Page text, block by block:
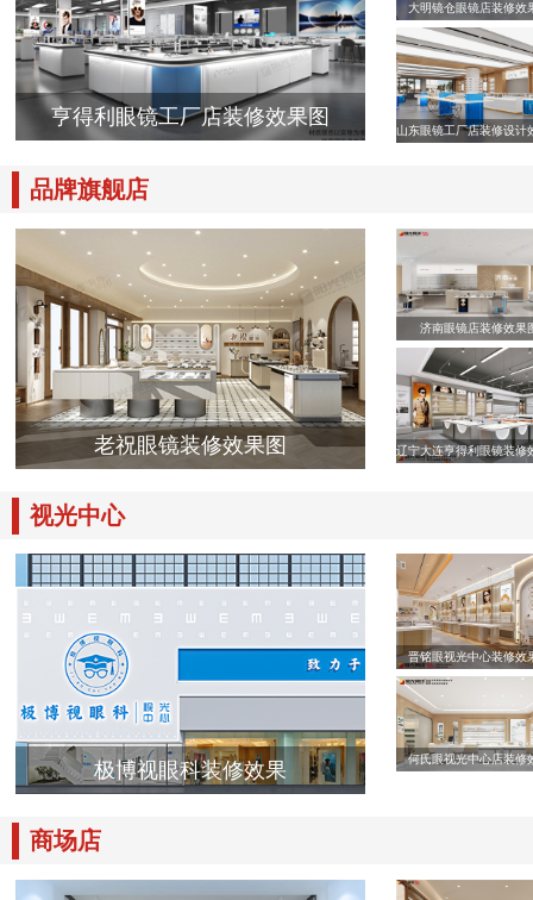
亨得利眼镜工厂店装修效果图
大明镜仓眼镜店装修效
山东眼镜工厂店装修设计
品牌旗舰店
老祝眼镜装修效果图
济南眼镜店装修效果
辽宁大连亨得利眼镜装修
视光中心
极博视眼科装修效果
晋铭眼视光中心装修效
何氏眼视光中心店装修
商场店